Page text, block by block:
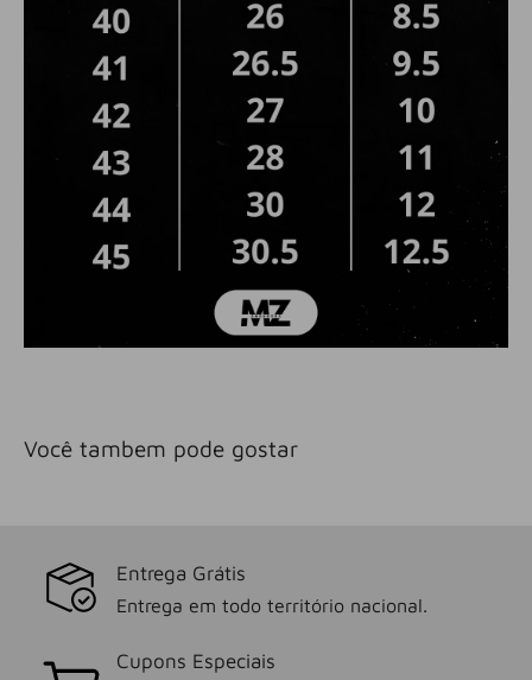
Você tambem pode gostar
Entrega Grátis
Entrega em todo território nacional.
Cupons Especiais